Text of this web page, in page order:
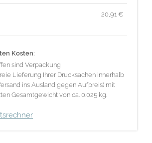
20,91 €
Kosten:
sind Verpackung
Lieferung Ihrer Drucksachen innerhalb
ins Ausland gegen Aufpreis) mit
Gesamtgewicht von ca. 0.025 kg.